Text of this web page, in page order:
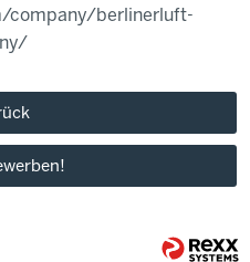
company/berlinerluft-